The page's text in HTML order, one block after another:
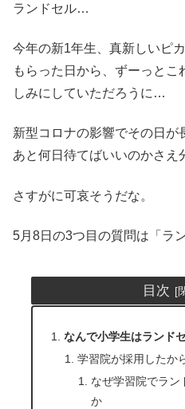
ランドセル…
今年の新1年生、真新しいピ
もらった日から、ずーっと
しみにしていただろうに…
新型コロナの影響でその日が
あと何日待てばいいのかさえ
さすがに可哀そうだな。
5月8日の3つ目の質問は「ラ
目次
なんで小学生はランド
学習院が採用したか
なぜ学習院でラン
か